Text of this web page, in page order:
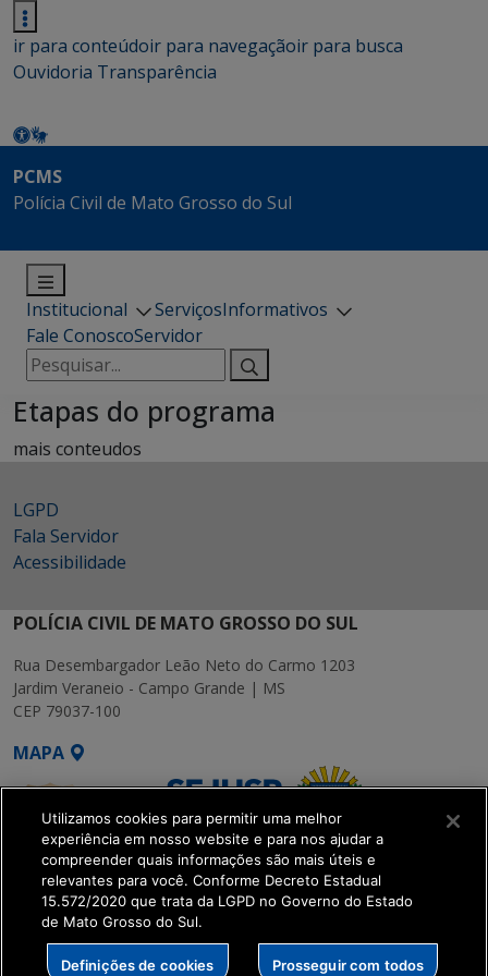
ir para conteúdoir para navegaçãoir para busca
Ouvidoria Transparência
PCMS
Polícia Civil de Mato Grosso do Sul
Institucional ServiçosInformativos
Fale ConoscoServidor
Pesquisar
por:
Etapas do programa
mais conteudos
LGPD
Fala Servidor
Acessibilidade
POLÍCIA CIVIL DE MATO GROSSO DO SUL
Rua Desembargador Leão Neto do Carmo 1203
Jardim Veraneio - Campo Grande | MS
CEP 79037-100
MAPA
SETDIG | Secretaria-
Executiva de
Transformação Digital
Utilizamos cookies para permitir uma melhor
experiência em nosso website e para nos ajudar a
compreender quais informações são mais úteis e
relevantes para você. Conforme Decreto Estadual
15.572/2020 que trata da LGPD no Governo do Estado
de Mato Grosso do Sul.
Definições de cookies Prosseguir com todos